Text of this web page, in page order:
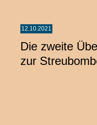
12.10.2021
Die zweite
zur